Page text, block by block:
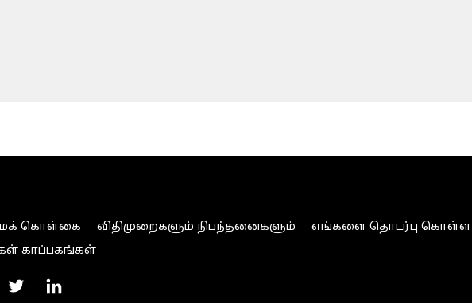
கொள்கை விதிமுறைகளும் நிபந்தனைகளும் எங்களை தொடர்பு கொள்ள
காப்பகங்கள்